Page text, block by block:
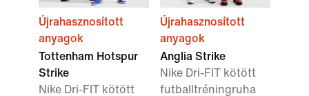
Újrahasznosított
anyagok
Tottenham Hotspur
Strike
Nike Dri-FIT kötött
Újrahasznosított
anyagok
Anglia Strike
Nike Dri-FIT kötött
futballtréningruha